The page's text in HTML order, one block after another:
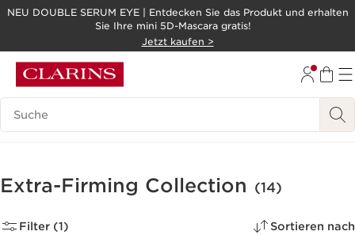
WEITER ZUM INHALT
NEU DOUBLE SERUM EYE | Entdecken Sie das Produkt und erhalten
Sie Ihre mini 5D-Mascara gratis!
Jetzt kaufen >
Legende suchen
Extra-Firming Collection (14)
Filter (1) Sortieren nach